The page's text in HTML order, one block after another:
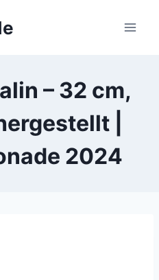
– 32 cm,
|
2024